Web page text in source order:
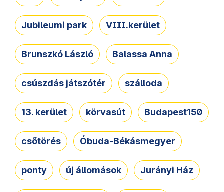
Jubileumi park VIII.kerület
Brunszkó László Balassa Anna
csúszdás játszótér szálloda
13. kerület körvasút Budapest150
csőtörés Óbuda-Békásmegyer
ponty új állomások Jurányi Ház